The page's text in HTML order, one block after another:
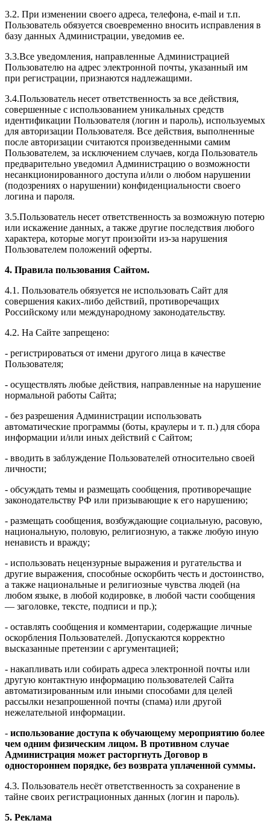
3.2. При изменении своего адреса, телефона, e-mail и т.п.
Пользователь обязуется своевременно вносить исправления в
базу данных Администрации, уведомив ее.
3.3.Все уведомления, направленные Администрацией
Пользователю на адрес электронной почты, указанный им
при регистрации, признаются надлежащими.
3.4.Пользователь несет ответственность за все действия,
совершенные с использованием уникальных средств
идентификации Пользователя (логин и пароль), используемых
для авторизации Пользователя. Все действия, выполненные
после авторизации считаются произведенными самим
Пользователем, за исключением случаев, когда Пользователь
предварительно уведомил Администрацию о возможности
несанкционированного доступа и/или о любом нарушении
(подозрениях о нарушении) конфиденциальности своего
логина и пароля.
3.5.Пользователь несет ответственность за возможную потерю
или искажение данных, а также другие последствия любого
характера, которые могут произойти из-за нарушения
Пользователем положений оферты.
4. Правила пользования Сайтом.
4.1. Пользователь обязуется не использовать Сайт для
совершения каких-либо действий, противоречащих
Российскому или международному законодательству.
4.2. На Сайте запрещено:
- регистрироваться от имени другого лица в качестве
Пользователя;
- осуществлять любые действия, направленные на нарушение
нормальной работы Сайта;
- без разрешения Администрации использовать
автоматические программы (боты, краулеры и т. п.) для сбора
информации и/или иных действий с Сайтом;
- вводить в заблуждение Пользователей относительно своей
личности;
- обсуждать темы и размещать сообщения, противоречащие
законодательству РФ или призывающие к его нарушению;
- размещать сообщения, возбуждающие социальную, расовую,
национальную, половую, религиозную, а также любую иную
ненависть и вражду;
- использовать нецензурные выражения и ругательства и
другие выражения, способные оскорбить честь и достоинство,
а также национальные и религиозные чувства людей (на
любом языке, в любой кодировке, в любой части сообщения
— заголовке, тексте, подписи и пр.);
- оставлять сообщения и комментарии, содержащие личные
оскорбления Пользователей. Допускаются корректно
высказанные претензии с аргументацией;
- накапливать или собирать адреса электронной почты или
другую контактную информацию пользователей Сайта
автоматизированным или иными способами для целей
рассылки незапрошенной почты (спама) или другой
нежелательной информации.
- использование доступа к обучающему мероприятию более
чем одним физическим лицом. В противном случае
Администрация может расторгнуть Договор в
одностороннем порядке, без возврата уплаченной суммы.
4.3. Пользователь несёт ответственность за сохранение в
тайне своих регистрационных данных (логин и пароль).
5. Реклама